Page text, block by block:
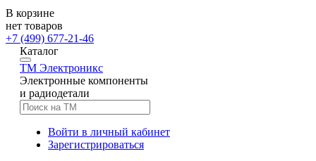
В корзине
нет товаров
+7 (499) 677-21-46
Каталог
TM Электроникс
Электронные компоненты
и радиодетали
Войти в личный кабинет
Зарегистрироваться